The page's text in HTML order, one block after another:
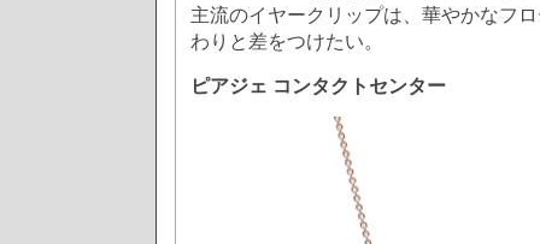
主流のイヤークリップは、華やかなフ
わりと差をつけたい。
ピアジェ コンタクトセンター